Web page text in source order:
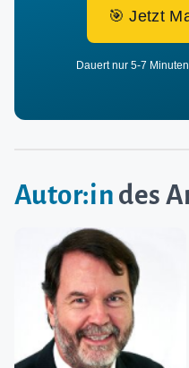
🎯 Jetzt
Dauert nur 5-7
Autor:in des